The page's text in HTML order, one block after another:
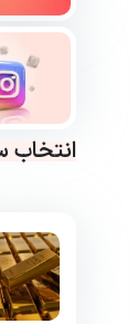
انتخاب